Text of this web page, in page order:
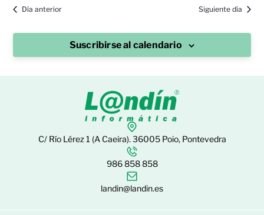
Día anterior Siguiente día
Suscribirse al calendario
C/ Río Lérez 1 (A Caeira). 36005 Poio, Pontevedra
986 858 858
landin@landin.es